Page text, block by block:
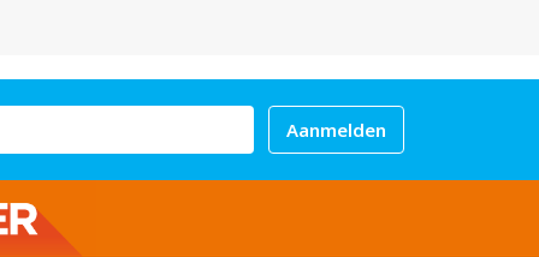
Aanmelden